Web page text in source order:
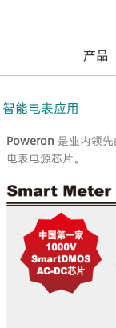
产品
智能电表应用
Poweron 是业内领
电表电源芯片。